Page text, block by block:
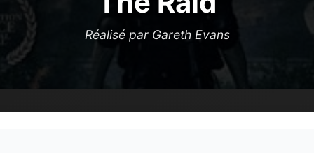
Réalisé par Gareth Evans